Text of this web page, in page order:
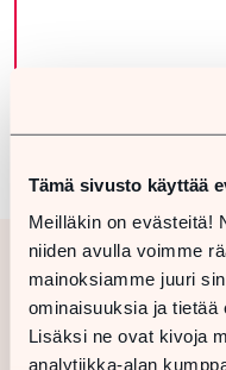
Tämä sivusto käyttää
Meilläkin on evästeitä!
niiden avulla voimme
mainoksiamme juuri
ominaisuuksia ja tietää
Lisäksi ne ovat kivoja
analytiikka-alan